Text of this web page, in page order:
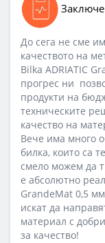
До сега не сме
качеството на
Bilka ADRIATIC
прогрес ни
продукти на
техническите
качество на
Вече има много
билка, които са
смело можем да
е абсолютно
GrandeMat 0,5
искат да
материал с
за качество!